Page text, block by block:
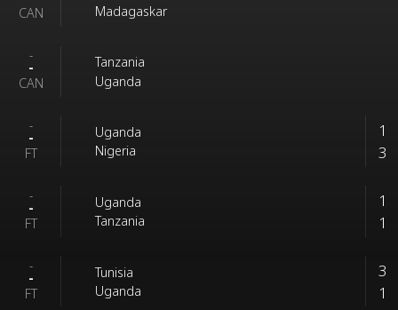
CAN
Madagaskar
-
-
CAN
Tanzania
Uganda
-
-
FT
Uganda
Nigeria
1
3
-
-
FT
Uganda
Tanzania
1
1
-
-
FT
Tunisia
Uganda
3
1